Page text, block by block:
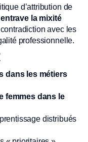
d’attribution de
entrave la mixité
avec les
professionnelle.
dans les métiers
femmes dans le
distribués